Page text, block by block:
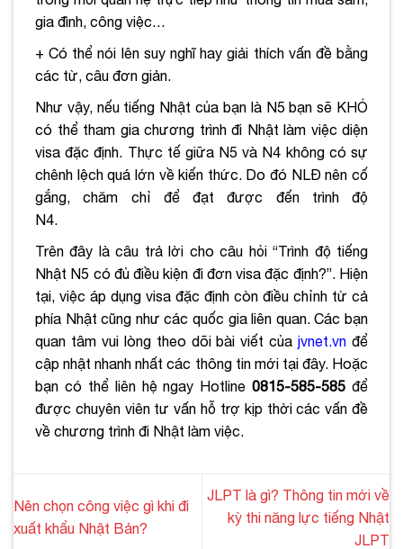
gia đình, công việc…
+ Có thể nói lên suy nghĩ hay giải thích vấn đề bằng
các từ, câu đơn giản.
Như vậy, nếu tiếng Nhật của bạn là N5 bạn sẽ KHÓ
có thể tham gia chương trình đi Nhật làm việc diện
visa đặc định. Thực tế giữa N5 và N4 không có sự
chênh lệch quá lớn về kiến thức. Do đó NLĐ nên cố
gắng, chăm chỉ để đạt được đến trình độ
N4.
Trên đây là câu trả lời cho câu hỏi “Trình độ tiếng
Nhật N5 có đủ điều kiện đi đơn visa đặc định?​”. Hiện
tại, việc áp dụng visa đặc định còn điều chỉnh từ cả
phía Nhật cũng như các quốc gia liên quan. Các bạn
quan tâm vui lòng theo dõi bài viết củajvnet.vn để
cập nhật nhanh nhất các thông tin mới tại đây. Hoặc
bạn có thể liên hệ ngay Hotline0815-585-585 để
được chuyên viên tư vấn hỗ trợ kịp thời các vấn đề
về chương trình đi Nhật làm việc.
Nên chọn công việc gì khi đi
xuất khẩu Nhật Bản?
JLPT là gì? Thông tin mới về
kỳ thi năng lực tiếng Nhật
JLPT